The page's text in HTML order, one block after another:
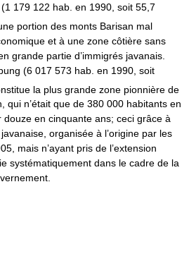
179 122 hab. en 1990, soit 55,7
portion des monts Barisan mal
et à une zone côtière sans
grande partie d’immigrés javanais.
(6 017 573 hab. en 1990, soit
la plus grande zone pionnière de
qui n’était que de 380 000 habitants en
en cinquante ans; ceci grâce à
organisée à l’origine par les
mais n’ayant pris de l’extension
systématiquement dans le cadre de la